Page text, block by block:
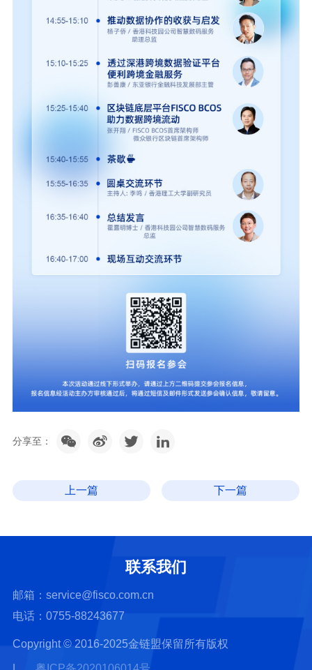
分享至：
上一篇 下一篇
联系我们
邮箱：service@fisco.com.cn
电话：0755-88243677
Copyright © 2016-2025金链盟保留所有版权